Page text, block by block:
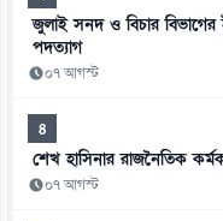
জুলাই সনদ ও বিচার বিভাগের
পদত্যাগ
০৭ আগস্ট
৪
শেখ হাসিনার রাজনৈতিক
০৭ আগস্ট